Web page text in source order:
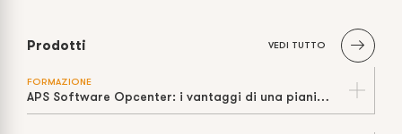
Prodotti VEDI TUTTO
FORMAZIONE
APS Software Opcenter: i vantaggi di una pianificazione e schedulazione efficaci webinar